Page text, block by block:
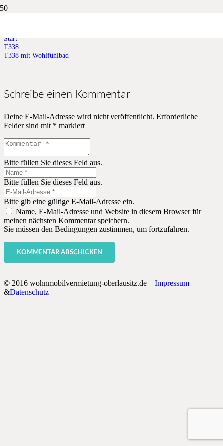
Start
T338
T338 mit Wohlfühlbad
Schreibe einen Kommentar
Deine E-Mail-Adresse wird nicht veröffentlicht. Erforderliche
Felder sind mit * markiert
Bitte füllen Sie dieses Feld aus.
Bitte füllen Sie dieses Feld aus.
Bitte gib eine gültige E-Mail-Adresse ein.
Name, E-Mail-Adresse und Website in diesem Browser für
meinen nächsten Kommentar speichern.
Sie müssen den Bedingungen zustimmen, um fortzufahren.
KOMMENTAR ABSCHICKEN
© 2016 wohnmobilvermietung-oberlausitz.de – Impressum
&Datenschutz